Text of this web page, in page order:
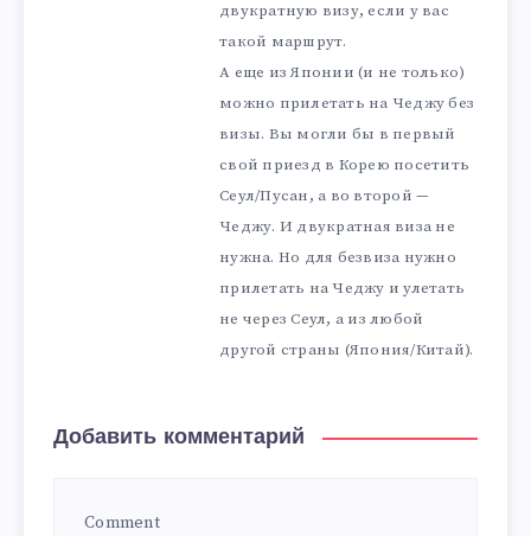
двукратную визу, если у вас
такой маршрут.
А еще из Японии (и не только)
можно прилетать на Чеджу без
визы. Вы могли бы в первый
свой приезд в Корею посетить
Сеул/Пусан, а во второй —
Чеджу. И двукратная виза не
нужна. Но для безвиза нужно
прилетать на Чеджу и улетать
не через Сеул, а из любой
другой страны (Япония/Китай).
Добавить комментарий